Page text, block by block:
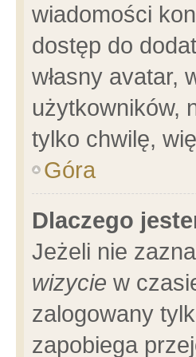
wiadomości
dostęp do
własny avatar,
użytkowników,
tylko chwilę,
Góra
Dlaczego
Jeżeli nie
wizycie w
zalogowany
zapobiega